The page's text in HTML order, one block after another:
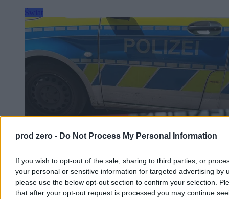
prod zero - Do Not Process My Personal Information
If you wish to opt-out of the sale, sharing to third parties, or
your personal or sensitive information for targeted advertising by
please use the below opt-out section to confirm your selection.
that after your opt-out request is processed you may continue
Śmierć Polaka po interwencji niemieckiej policji.
Trwa śledztwo